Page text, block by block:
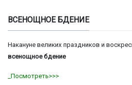
ВСЕНОЩНОЕ БДЕНИЕ
Накануне великих праздников и
всенощное бдение
_Посмотреть>>>